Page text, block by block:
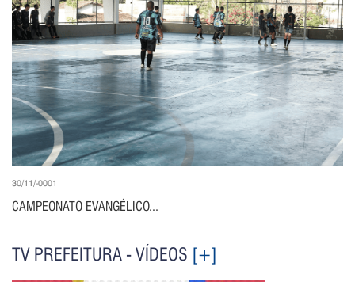
30/11/-0001
CAMPEONATO EVANGÉLICO...
TV PREFEITURA - VÍDEOS [+]